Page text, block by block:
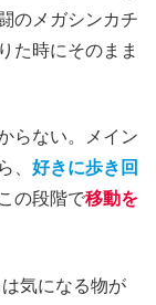
のメガシンカチ
た時にそのまま
らない。メイン
、 好きに歩き回
の段階で移動を
気になる物が